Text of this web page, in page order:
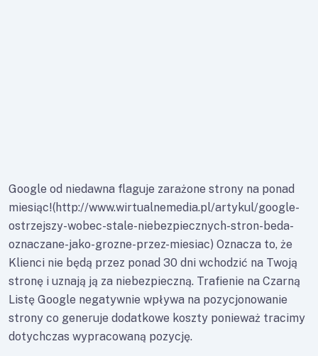
Google od niedawna flaguje zarażone strony na ponad
miesiąc!(http://www.wirtualnemedia.pl/artykul/google-
ostrzejszy-wobec-stale-niebezpiecznych-stron-beda-
oznaczane-jako-grozne-przez-miesiac) Oznacza to, że
Klienci nie będą przez ponad 30 dni wchodzić na Twoją
stronę i uznają ją za niebezpieczną. Trafienie na Czarną
Listę Google negatywnie wpływa na pozycjonowanie
strony co generuje dodatkowe koszty ponieważ tracimy
dotychczas wypracowaną pozycję.